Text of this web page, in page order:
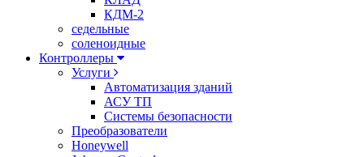
КДМ-2
седельные
соленоидные
Контроллеры
Услуги
Автоматизация зданий
АСУ ТП
Системы безопасности
Преобразователи
Honeywell